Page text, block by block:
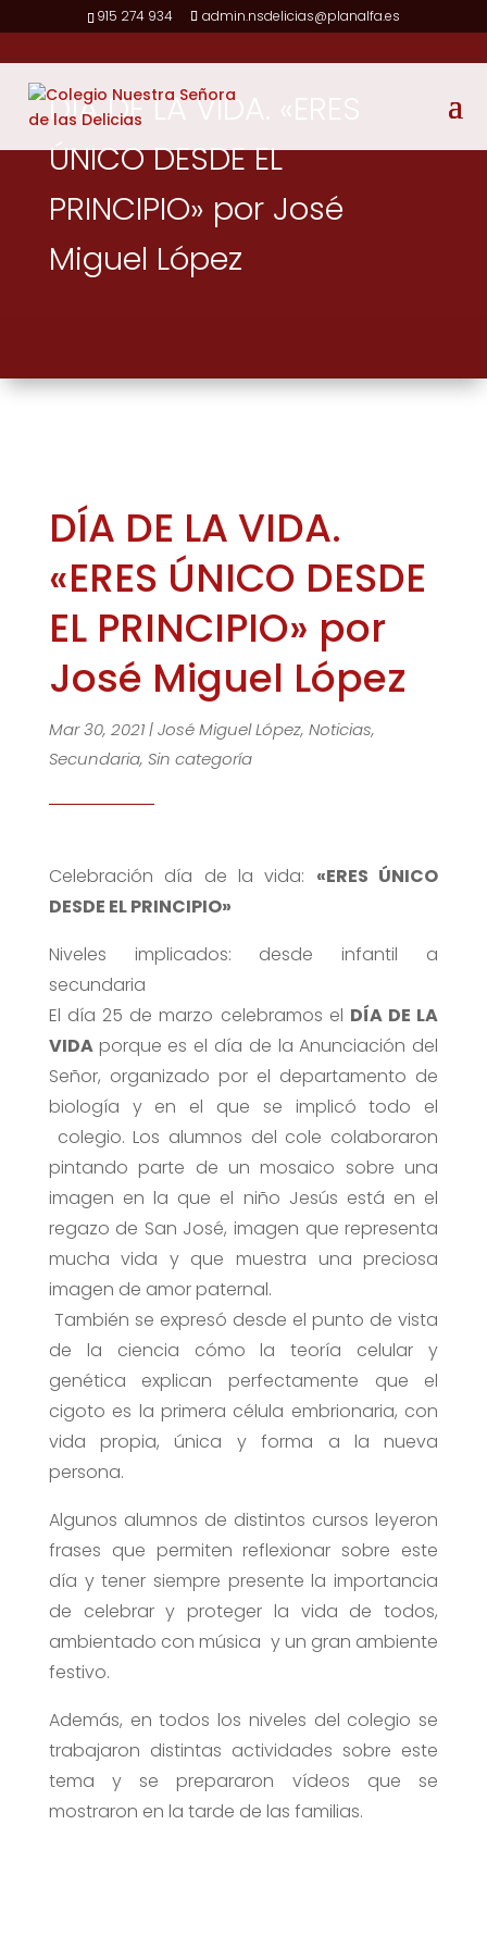
915 274 934 admin.nsdelicias@planalfa.es
DÍA DE LA VIDA. «ERES
ÚNICO DESDE EL
PRINCIPIO» por José
Miguel López
DÍA DE LA VIDA.
«ERES ÚNICO DESDE
EL PRINCIPIO» por
José Miguel López
Mar 30, 2021|José Miguel López, Noticias,
Secundaria, Sin categoría
Celebración día de la vida: «ERES ÚNICO
DESDE EL PRINCIPIO»
Niveles implicados: desde infantil a
secundaria
El día 25 de marzo celebramos el DÍA DE LA
VIDA porque es el día de la Anunciación del
Señor, organizado por el departamento de
biología y en el que se implicó todo el
colegio. Los alumnos del cole colaboraron
pintando parte de un mosaico sobre una
imagen en la que el niño Jesús está en el
regazo de San José, imagen que representa
mucha vida y que muestra una preciosa
imagen de amor paternal.
También se expresó desde el punto de vista
de la ciencia cómo la teoría celular y
genética explican perfectamente que el
cigoto es la primera célula embrionaria, con
vida propia, única y forma a la nueva
persona.
Algunos alumnos de distintos cursos leyeron
frases que permiten reflexionar sobre este
día y tener siempre presente la importancia
de celebrar y proteger la vida de todos,
ambientado con música y un gran ambiente
festivo.
Además, en todos los niveles del colegio se
trabajaron distintas actividades sobre este
tema y se prepararon vídeos que se
mostraron en la tarde de las familias.